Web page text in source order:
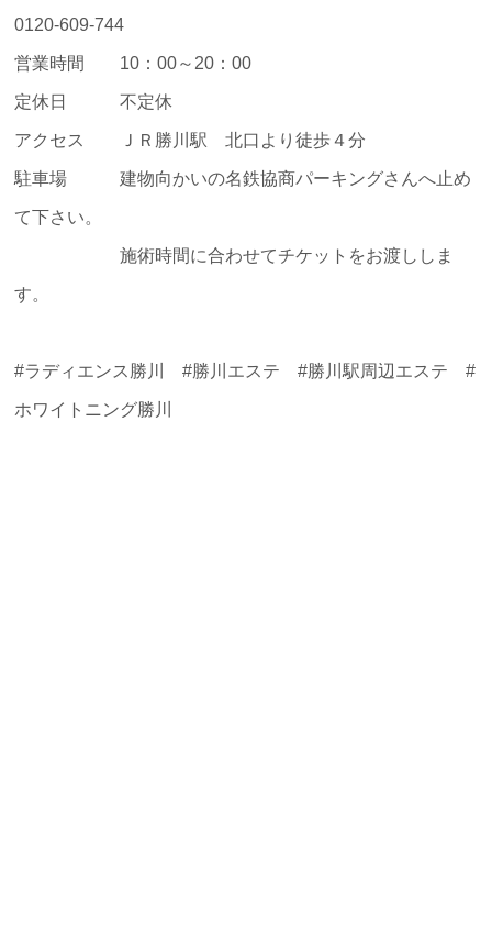
0120-609-744
営業時間 10：00～20：00
定休日 不定休
アクセス ＪＲ勝川駅 北口より徒歩４分
駐車場 建物向かいの名鉄協商パーキングさんへ止め
て下さい。
施術時間に合わせてチケットをお渡ししま
す。
#ラディエンス勝川 #勝川エステ #勝川駅周辺エステ #
ホワイトニング勝川